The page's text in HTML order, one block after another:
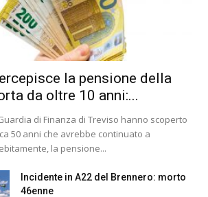
la pensione della
da oltre 10 anni:...
di Finanza di Treviso hanno scoperto
50 anni che avrebbe continuato a
la pensione...
Incidente in A22 del Brennero: morto
46enne